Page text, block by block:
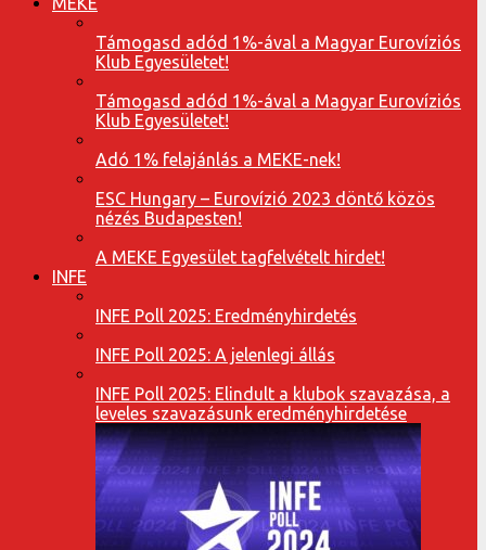
Támogasd adód 1%-ával a Magyar Eurovíziós
Klub Egyesületet!
Támogasd adód 1%-ával a Magyar Eurovíziós
Klub Egyesületet!
Adó 1% felajánlás a MEKE-nek!
ESC Hungary – Eurovízió 2023 döntő közös
nézés Budapesten!
A MEKE Egyesület tagfelvételt hirdet!
INFE
INFE Poll 2025: Eredményhirdetés
INFE Poll 2025: A jelenlegi állás
INFE Poll 2025: Elindult a klubok szavazása, a
leveles szavazásunk eredményhirdetése